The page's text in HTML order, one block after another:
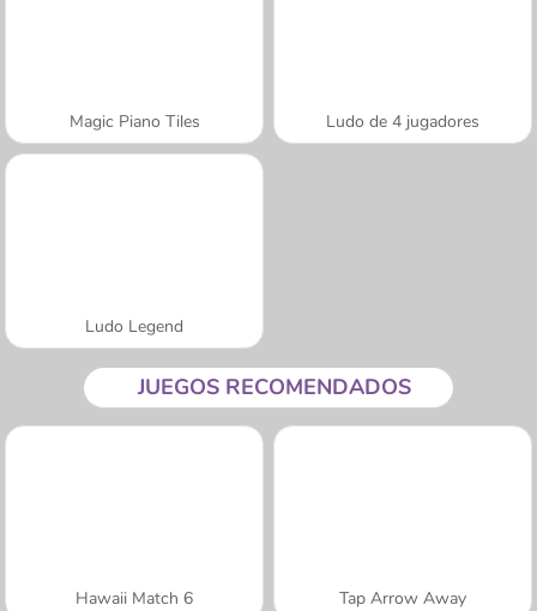
Magic Piano Tiles Ludo de 4 jugadores
Ludo Legend
JUEGOS RECOMENDADOS
Hawaii Match 6 Tap Arrow Away